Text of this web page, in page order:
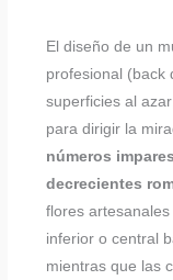
El diseño de un
profesional (back
superficies al
para dirigir la
números
decrecientes
flores
inferior o central
mientras que las